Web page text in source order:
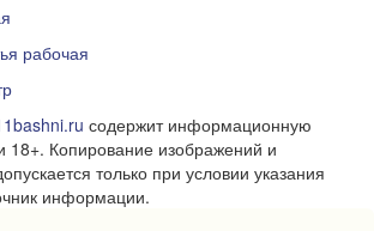
рабочая
содержит информационную
18+. Копирование изображений и
только при условии указания
информации.